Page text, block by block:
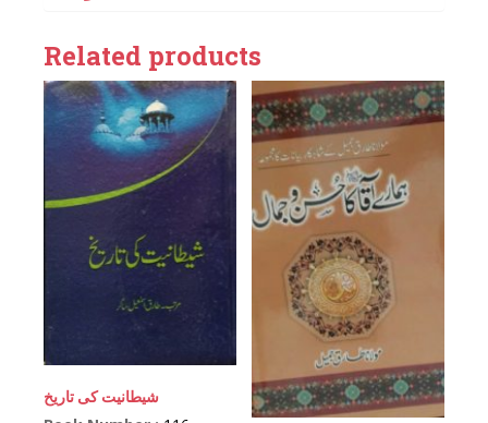
Related products
شیطانیت کی تاریخ